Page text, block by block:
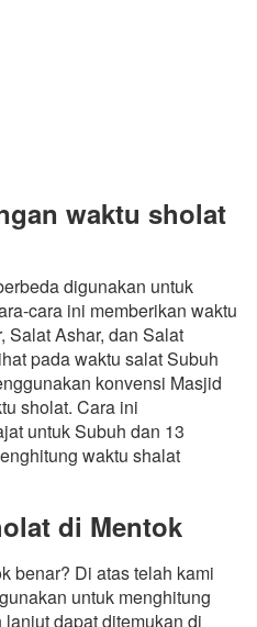
waktu sholat
digunakan untuk
cara ini memberikan waktu
Salat Ashar, dan Salat
pada waktu salat Subuh
konvensi Masjid
sholat. Cara ini
untuk Subuh dan 13
waktu shalat
di Mentok
benar? Di atas telah kami
untuk menghitung
dapat ditemukan di